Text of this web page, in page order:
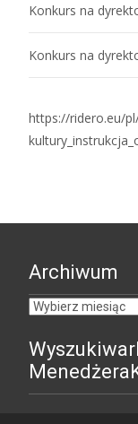
Konkurs na
Konkurs na
https://ridero.eu/
Archiwum
Archiwum